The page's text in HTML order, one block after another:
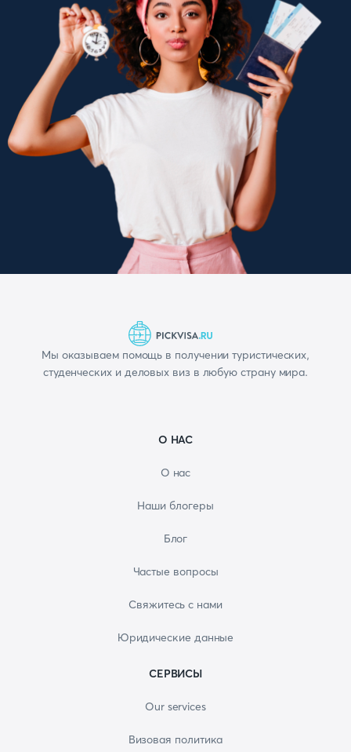
Мы оказываем помощь в получении туристических,
студенческих и деловых виз в любую страну мира.
О НАС
О нас
Наши блогеры
Блог
Частые вопросы
Свяжитесь с нами
Юридические данные
СЕРВИСЫ
Our services
Визовая политика